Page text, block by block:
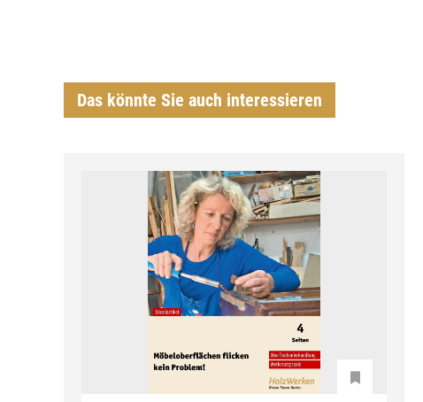
Das könnte Sie auch interessieren